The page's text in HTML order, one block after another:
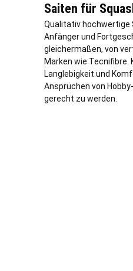
Saiten für
Qualitativ hochwertige
Anfänger und
gleichermaßen, von
Marken wie Tecnifibre.
Langlebigkeit und
Ansprüchen von
gerecht zu werden.